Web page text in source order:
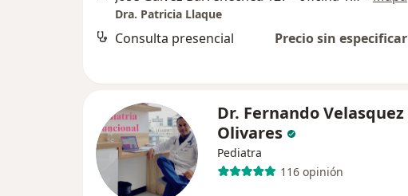
Dra. Patricia Llaque
Consulta presencial Precio sin especificar
Dr. Fernando Velasquez
Olivares
Pediatra
116 opinión